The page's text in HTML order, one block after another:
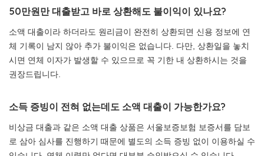
50만원만 대출받고 바로 상환해도 불이익이 있나요?
소액 대출이라 하더라도 원리금이 완전히 상환되면 신용 정보에 연
체 기록이 남지 않아 추가 불이익은 없습니다. 다만, 상환일을 놓치
시면 연체 이자가 발생할 수 있으므로 꼭 기한 내 상환하시는 것을
권장드립니다.
소득 증빙이 전혀 없는데도 소액 대출이 가능한가요?
비상금 대출과 같은 소액 대출 상품은 서울보증보험 보증서를 담보
로 삼아 심사를 진행하기 때문에 별도의 소득 증빙 없이 이용하실 수